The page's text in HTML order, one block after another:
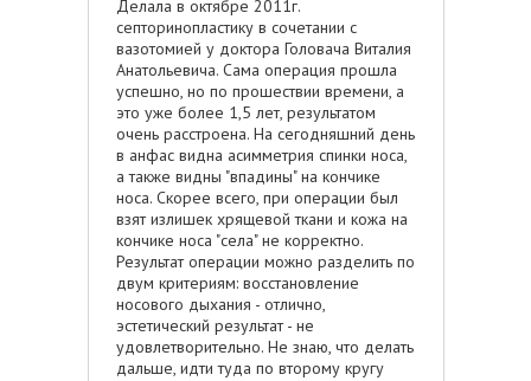
Делала в октябре 2011г.
септоринопластику в сочетании с
вазотомией у доктора Головача Виталия
Анатольевича. Сама операция прошла
успешно, но по прошествии времени, а
это уже более 1,5 лет, результатом
очень расстроена. На сегодняшний день
в анфас видна асимметрия спинки носа,
а также видны "впадины" на кончике
носа. Скорее всего, при операции был
взят излишек хрящевой ткани и кожа на
кончике носа "села" не корректно.
Результат операции можно разделить по
двум критериям: восстановление
носового дыхания - отлично,
эстетический результат - не
удовлетворительно. Не знаю, что делать
дальше, идти туда по второму кругу